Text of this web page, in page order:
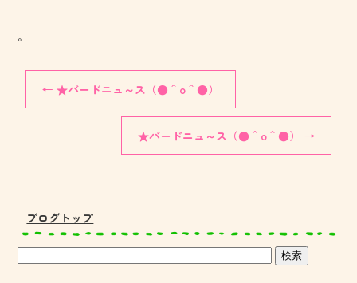
。
← ★バードニュ～ス（●＾o＾●）
★バードニュ～ス（●＾o＾●） →
ブログトップ